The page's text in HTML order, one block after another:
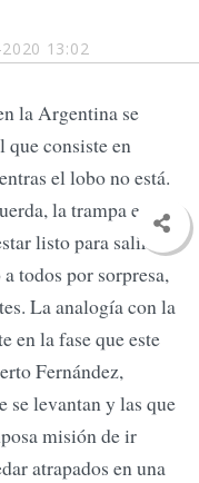
13:02
la Argentina se
consiste en
el lobo no está.
la trampa está
listo para salir a
todos por sorpresa,
La analogía con la
en la fase que este
Fernández,
se levantan y las que
misión de ir
atrapados en una